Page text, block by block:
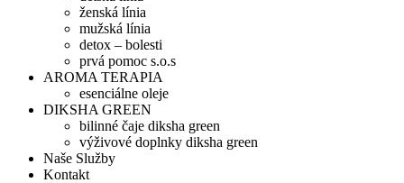
ženská línia
mužská línia
detox – bolesti
prvá pomoc s.o.s
AROMA TERAPIA
esenciálne oleje
DIKSHA GREEN
bilinné čaje diksha green
výživové doplnky diksha green
Naše Služby
Kontakt